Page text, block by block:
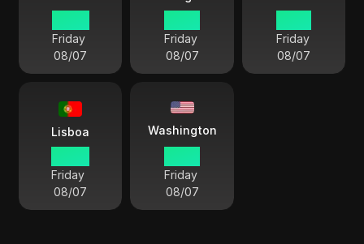
Friday
08/07
Friday
08/07
Friday
08/07
Lisboa
Friday
08/07
Washington
Friday
08/07